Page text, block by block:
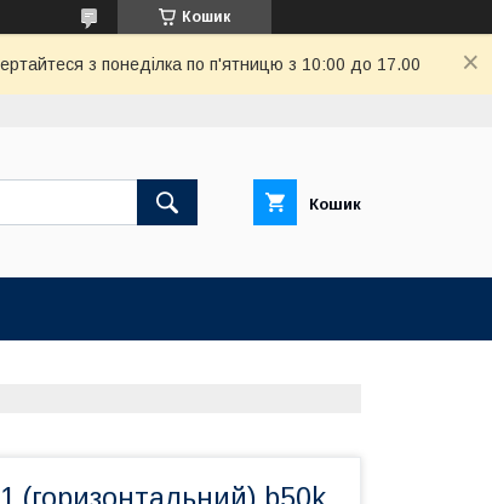
Кошик
з понеділка по п'ятницю з 10:00 до 17.00
Кошик